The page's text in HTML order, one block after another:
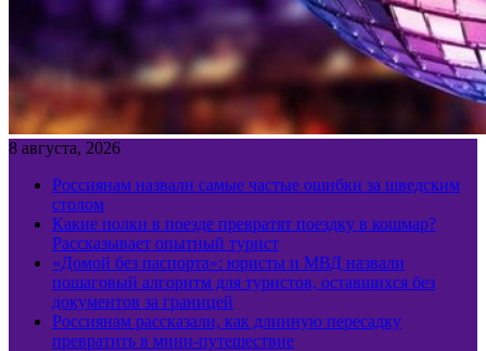
8 августа, 2026
Россиянам назвали самые частые ошибки за шведским
столом
Какие полки в поезде превратят поездку в кошмар?
Рассказывает опытный турист
«Домой без паспорта»: юристы и МВД назвали
пошаговый алгоритм для туристов, оставшихся без
документов за границей
Россиянам рассказали, как длинную пересадку
превратить в мини-путешествие